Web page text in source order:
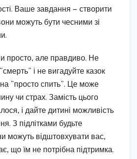
Ваше завдання — створити
можуть бути чесними зі
просто, але правдиво. Не
і не вигадуйте казок
“просто спить”. Це може
чи страх. Замість цього
і дайте дитині можливість
З підлітками будьте
можуть відштовхувати вас,
що їм не потрібна підтримка.